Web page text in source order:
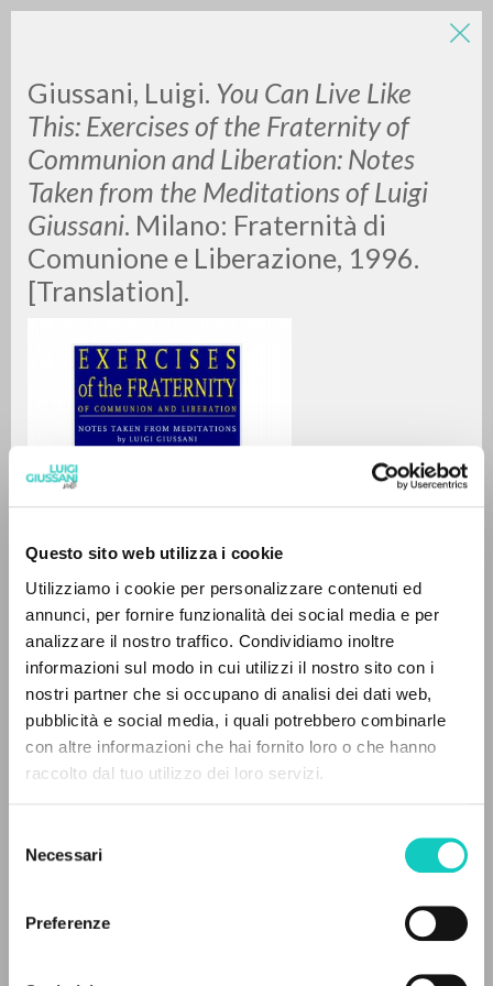
Questo sito web utilizza i cookie
Utilizziamo i cookie per personalizzare contenuti ed
annunci, per fornire funzionalità dei social media e per
analizzare il nostro traffico. Condividiamo inoltre
informazioni sul modo in cui utilizzi il nostro sito con i
nostri partner che si occupano di analisi dei dati web,
pubblicità e social media, i quali potrebbero combinarle
con altre informazioni che hai fornito loro o che hanno
raccolto dal tuo utilizzo dei loro servizi.
delNecessari
Preferenze
Giussani, Luigi. You Can Live Like
This: Exercises of the Fraternity of
Communion and Liberation: Notes
Taken from the Meditations of Luigi
Giussani. Milano: Fraternità di
Comunione e Liberazione, 1996.
[Translation].
Bacich DamianTranslator
1996
LUIGI
GIUSSANI
scritti
0RESULTS FOUND
MORE RESULTS